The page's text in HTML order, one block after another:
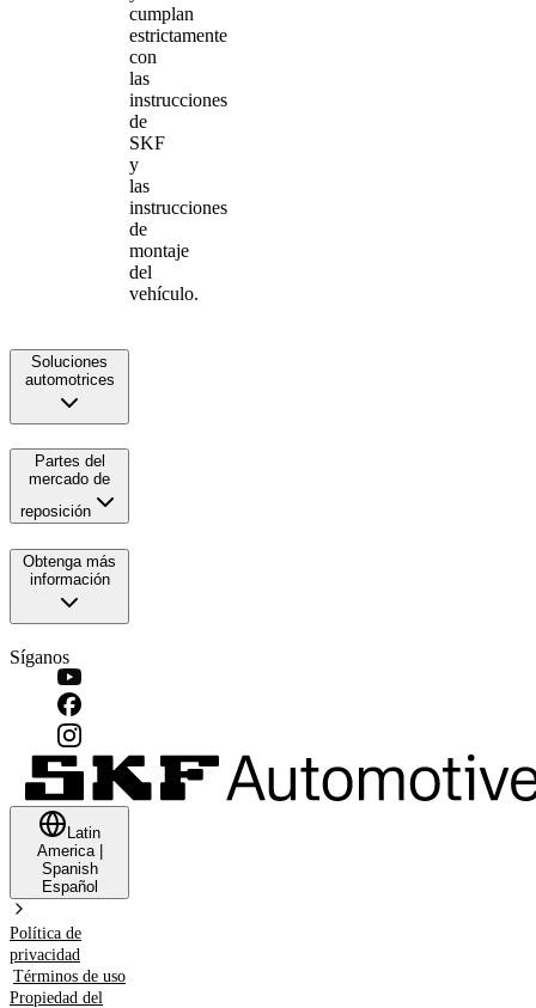
cumplan
estrictamente
con
las
instrucciones
de
SKF
y
las
instrucciones
de
montaje
del
vehículo.
Soluciones
automotrices
Partes del
mercado de
reposición
Obtenga más
información
Síganos
Latin
America|
Spanish
Español
Política de
privacidad
Términos de uso
Propiedad del